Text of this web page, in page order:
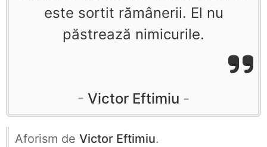
este sortit rămânerii. El nu
păstrează nimicurile.
Victor Eftimiu
Aforism de Victor Eftimiu.